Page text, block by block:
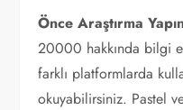
Önce Araştırma
20000 hakkında bilgi
farklı platformlarda
okuyabilirsiniz. Pastel